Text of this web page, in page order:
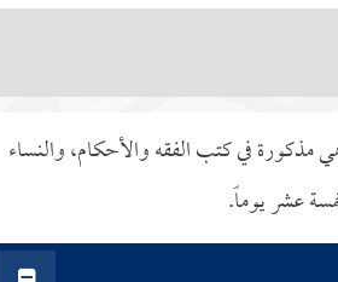
في كتب الفقه والأحكام، والنساء
عشر يوماً.